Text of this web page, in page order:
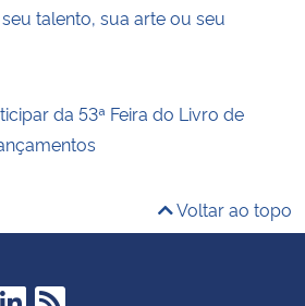
talento, sua arte ou seu
da 53ª Feira do Livro de
Voltar ao topo